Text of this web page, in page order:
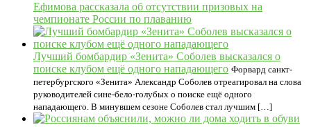
Ефимова рассказала об отсутствии призовых на
чемпионате России по плаванию
Лучший бомбардир «Зенита» Соболев высказался о
поиске клубом ещё одного нападающего Форвард санкт-
петербургского «Зенита» Александр Соболев отреагировал на слова
руководителей сине-бело-голубых о поиске ещё одного
нападающего. В минувшем сезоне Соболев стал лучшим […]